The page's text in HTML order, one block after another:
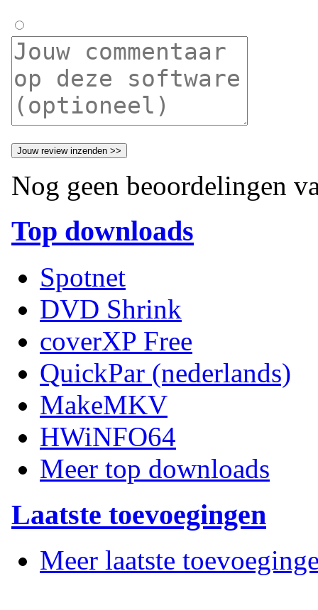
Nog geen beoordelingen
Top downloads
Spotnet
DVD Shrink
coverXP Free
QuickPar (nederlands)
MakeMKV
HWiNFO64
Meer top downloads
Laatste toevoegingen
Meer laatste